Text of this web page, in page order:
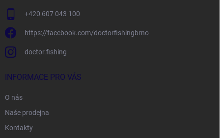
+420 607 043 100
https://facebook.com/doctorfishingbrno
doctor.fishing
INFORMACE PRO VÁS
O nás
Naše prodejna
Kontakty